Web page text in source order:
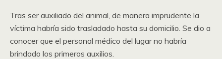
Tras ser auxiliado del animal, de manera imprudente la
víctima habría sido trasladado hasta su domicilio. Se dio a
conocer que el personal médico del lugar no habría
brindado los primeros auxilios.